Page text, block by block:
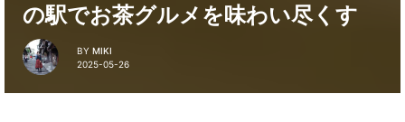
の駅でお茶グルメを味わい尽くす
BY MIKI
2025-05-26